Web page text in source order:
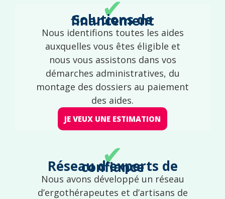
✔
Solutions de financement
Nous identifions toutes les aides
auxquelles vous êtes éligible et
nous vous assistons dans vos
démarches administratives, du
montage des dossiers au paiement
des aides.
JE VEUX UNE ESTIMATION
✔
Réseau d'experts de confiance
Nous avons développé un réseau
d’ergothérapeutes et d’artisans de